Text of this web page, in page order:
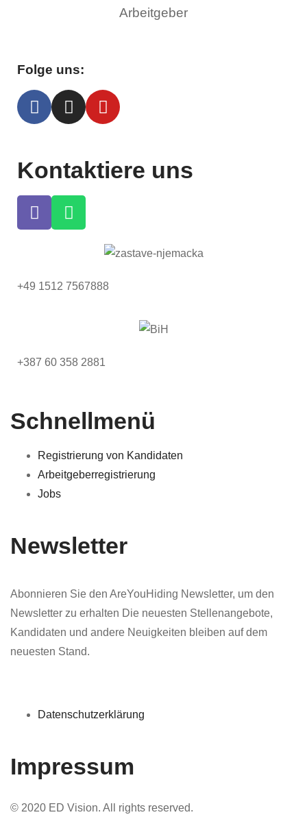
Arbeitgeber
Folge uns:
Kontaktiere uns
+49 1512 7567888
+387 60 358 2881
Schnellmenü
Registrierung von Kandidaten
Arbeitgeberregistrierung
Jobs
Newsletter
Abonnieren Sie den AreYouHiding Newsletter, um den
Newsletter zu erhalten Die neuesten Stellenangebote,
Kandidaten und andere Neuigkeiten bleiben auf dem
neuesten Stand.
© 2020 ED Vision. All rights reserved.
Impressum
Datenschutzerklärung